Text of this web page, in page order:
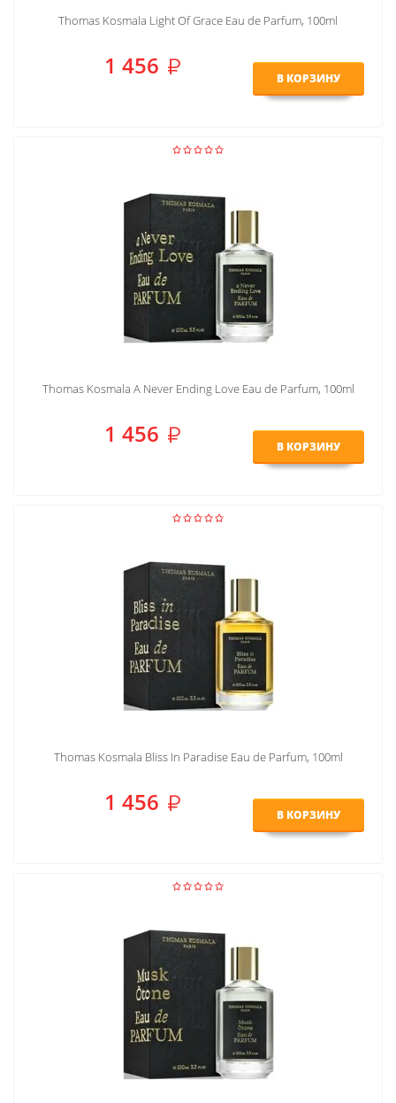
Thomas Kosmala Light Of Grace Eau de Parfum, 100ml
1 456 В КОРЗИНУ
Thomas Kosmala A Never Ending Love Eau de Parfum, 100ml
1 456 В КОРЗИНУ
Thomas Kosmala Bliss In Paradise Eau de Parfum, 100ml
1 456 В КОРЗИНУ